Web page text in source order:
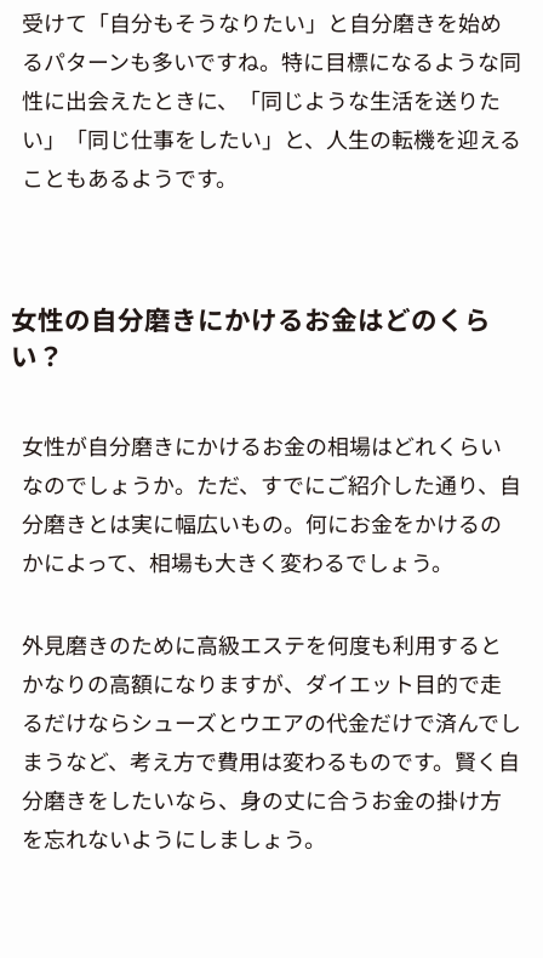
受けて「自分もそうなりたい」と自分磨きを始め
るパターンも多いですね。特に目標になるような同
性に出会えたときに、「同じような生活を送りた
い」「同じ仕事をしたい」と、人生の転機を迎える
こともあるようです。
女性の自分磨きにかけるお金はどのくら
い？
女性が自分磨きにかけるお金の相場はどれくらい
なのでしょうか。ただ、すでにご紹介した通り、自
分磨きとは実に幅広いもの。何にお金をかけるの
かによって、相場も大きく変わるでしょう。
外見磨きのために高級エステを何度も利用すると
かなりの高額になりますが、ダイエット目的で走
るだけならシューズとウエアの代金だけで済んでし
まうなど、考え方で費用は変わるものです。賢く自
分磨きをしたいなら、身の丈に合うお金の掛け方
を忘れないようにしましょう。